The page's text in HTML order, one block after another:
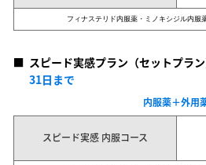
フィナステリド内服薬・ミノキシジル内服
■ スピード実感プラン（セットプラン
31日まで
内服薬＋外用
スピード実感 内服コース